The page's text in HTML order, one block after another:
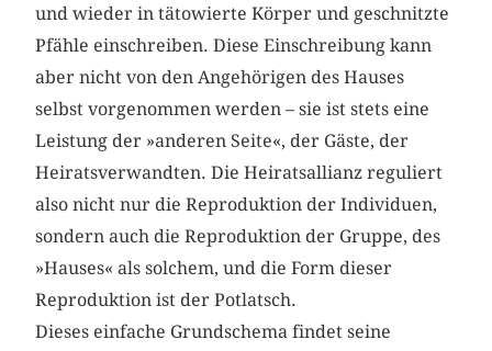
und wieder in tätowierte Körper und geschnitzte
Pfähle einschreiben. Diese Einschreibung kann
aber nicht von den Angehörigen des Hauses
selbst vorgenommen werden – sie ist stets eine
Leistung der »anderen Seite«, der Gäste, der
Heiratsverwandten. Die Heiratsallianz reguliert
also nicht nur die Reproduktion der Individuen,
sondern auch die Reproduktion der Gruppe, des
»Hauses« als solchem, und die Form dieser
Reproduktion ist der Potlatsch.
Dieses einfache Grundschema findet seine